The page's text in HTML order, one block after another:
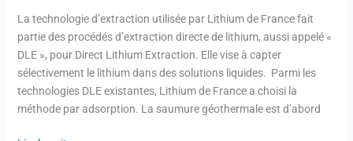
La technologie d’extraction utilisée par Lithium de France fait
partie des procédés d’extraction directe de lithium, aussi appelé «
DLE », pour Direct Lithium Extraction. Elle vise à capter
sélectivement le lithium dans des solutions liquides. Parmi les
technologies DLE existantes, Lithium de France a choisi la
méthode par adsorption. La saumure géothermale est d’abord